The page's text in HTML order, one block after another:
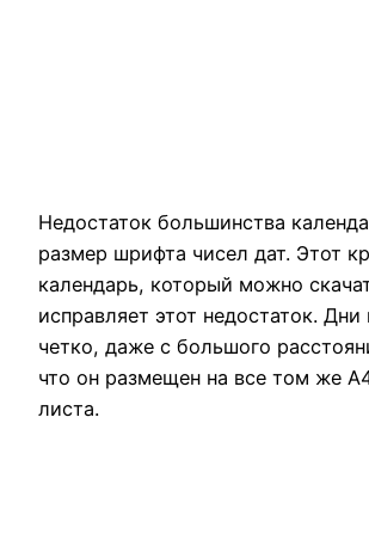
Недостаток большинства
размер шрифта чисел дат. Этот
календарь, который можно
исправляет этот недостаток.
четко, даже с большого
что он размещен на все том же
листа.